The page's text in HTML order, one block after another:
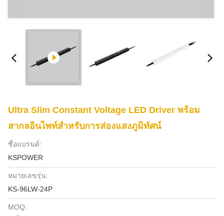
Ultra Slim Constant Voltage LED Driver พร้อม
สากลอินไพท์สําหรับการส่องแสงภูมิทัศน์
ชื่อแบรนด์:
KSPOWER
หมายเลขรุ่น:
KS-96LW-24P
MOQ: